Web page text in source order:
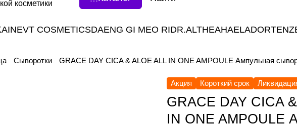
косметики
VT COSMETICSDAENG GI MEO RIDR.ALTHEAHAELADOR
Сыворотки GRACE DAY CICA & ALOE ALL IN ONE AMPOULE Ампульная
Акция Короткий срок
GRACE DAY CICA
IN ONE AMPOULE